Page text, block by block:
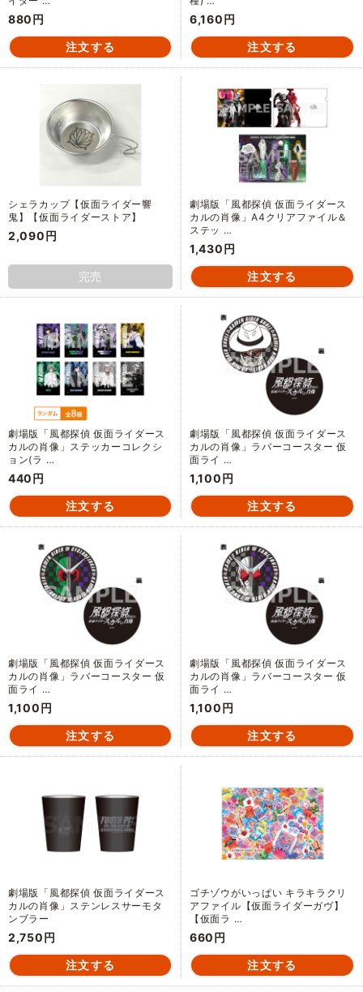
880円 6,160円
シェラカップ【仮面ライダー響
鬼】【仮面ライダーストア】
2,090円
完売
劇場版「風都探偵 仮面ライダース
カルの肖像」A4クリアファイル＆
ステッ …
1,430円
劇場版「風都探偵 仮面ライダース
カルの肖像」ステッカーコレクシ
ョン(ラ …
440円
劇場版「風都探偵 仮面ライダース
カルの肖像」ラバーコースター 仮
面ライ …
1,100円
劇場版「風都探偵 仮面ライダース
カルの肖像」ラバーコースター 仮
面ライ …
1,100円
劇場版「風都探偵 仮面ライダース
カルの肖像」ラバーコースター 仮
面ライ …
1,100円
劇場版「風都探偵 仮面ライダース
カルの肖像」ステンレスサーモタ
ンブラー
2,750円
ゴチゾウがいっぱい キラキラクリ
アファイル【仮面ライダーガヴ】
【仮面ラ …
660円